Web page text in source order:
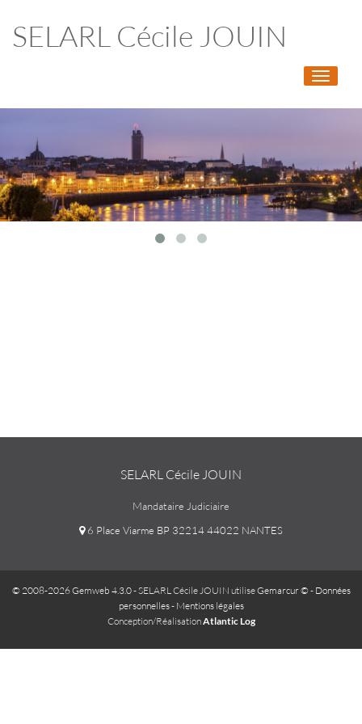
SELARL Cécile JOUIN
Toggle
SELARL Cécile JOUIN
Mandataire Judiciaire
6 Place Viarme BP 32214 44022 NANTES
© 2008-2026 Gemweb 4.3.0- SELARL Cécile JOUIN utiliseGemarcur © - Données
personnelles- Mentions légales
Conception/RéalisationAtlantic Log